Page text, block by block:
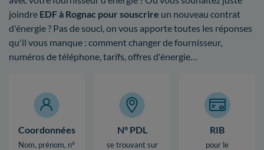
joindre EDF à Rognac pour souscrire un nouveau contrat
d'énergie ? Pas de souci, on vous apporte toutes les réponses
qu'il vous manque : comment changer de fournisseur,
numéros de téléphone, tarifs, offres d'énergie…
Coordonnées
Nom, prénom, n°
N° PDL
se trouvant sur
RIB
pour le